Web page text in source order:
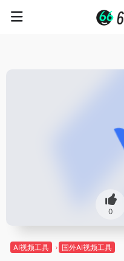
0
AI视频工具 国外AI视频工具